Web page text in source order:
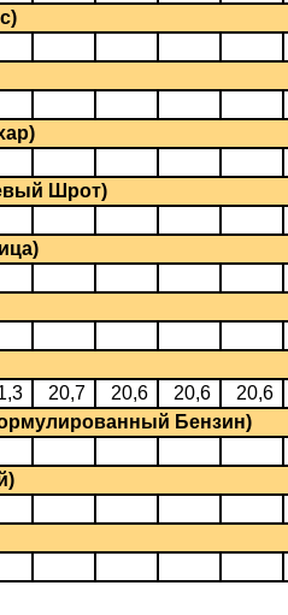
Шрот)
20,7 20,6 20,6 20,6
Бензин)